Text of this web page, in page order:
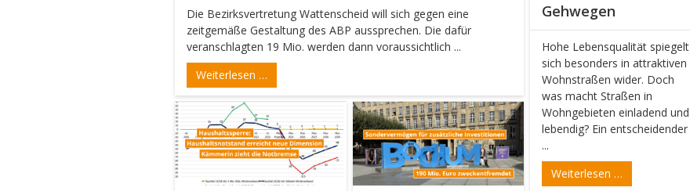
Die Bezirksvertretung Wattenscheid will sich gegen eine
zeitgemäße Gestaltung des ABP aussprechen. Die dafür
veranschlagten 19 Mio. werden dann voraussichtlich ...
Weiterlesen …
Gehwegen
Hohe Lebensqualität spiegelt
sich besonders in attraktiven
Wohnstraßen wider. Doch
was macht Straßen in
Wohngebieten einladend und
lebendig? Ein entscheidender
...
Weiterlesen …